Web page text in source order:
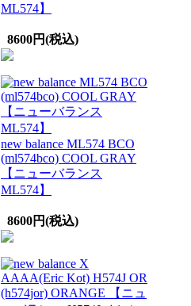
ML574】
8600円(税込)
new balance ML574 BCO
(ml574bco) COOL GRAY
【ニューバランス
ML574】
8600円(税込)